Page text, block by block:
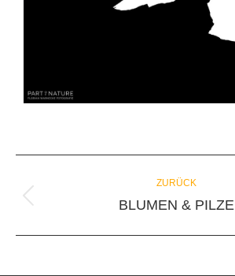
Navigation
ZURÜCK
Vorheriges
BLUMEN & PILZE